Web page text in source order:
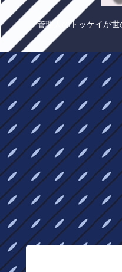
管理人のトッケイが